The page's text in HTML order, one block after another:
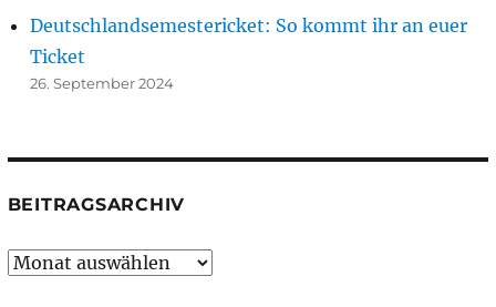
Deutschlandsemestericket: So kommt ihr an euer
Ticket
26. September 2024
BEITRAGSARCHIV
Beitragsarchiv